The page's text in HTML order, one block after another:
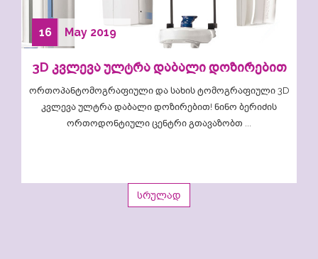
16 May 2019
3D კვლევა ულტრა დაბალი დოზირებით
ორთოპანტომოგრაფიული და სახის ტომოგრაფიული 3D
კვლევა ულტრა დაბალი დოზირებით! ნინო ბერიძის
ორთოდონტიული ცენტრი გთავაზობთ ...
სრულად